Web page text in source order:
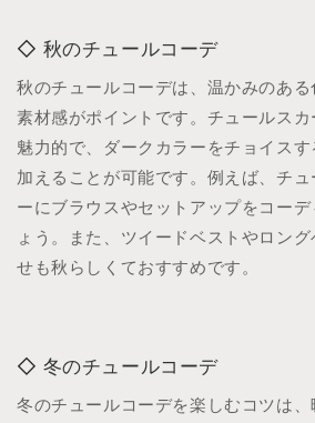
秋のチュールコーデ
秋のチュールコーデは、温かみのあ
素材感がポイントです。チュールス
魅力的で、ダークカラーをチョイス
加えることが可能です。例えば、チ
ーにブラウスやセットアップをコー
ょう。また、ツイードベストやロン
せも秋らしくておすすめです。
冬のチュールコーデ
冬のチュールコーデを楽しむコツは